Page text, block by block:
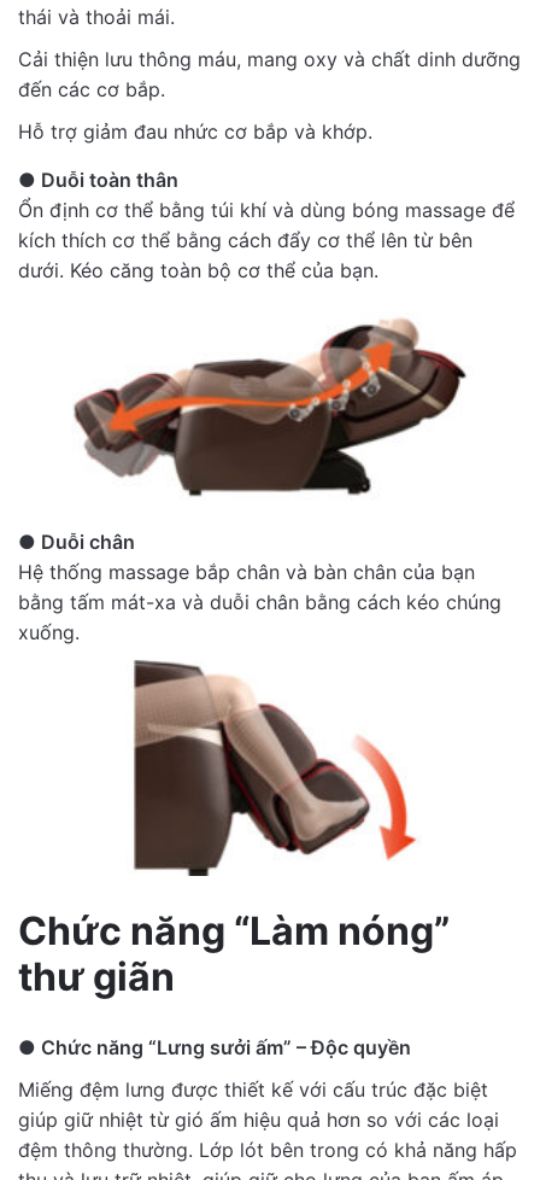
thái và thoải mái.
Cải thiện lưu thông máu, mang oxy và chất dinh dưỡng
đến các cơ bắp.
Hỗ trợ giảm đau nhức cơ bắp và khớp.
● Duỗi toàn thân
Ổn định cơ thể bằng túi khí và dùng bóng massage để
kích thích cơ thể bằng cách đẩy cơ thể lên từ bên
dưới. Kéo căng toàn bộ cơ thể của bạn.
● Duỗi chân
Hệ thống massage bắp chân và bàn chân của bạn
bằng tấm mát-xa và duỗi chân bằng cách kéo chúng
xuống.
Chức năng “Làm nóng”
thư giãn
● Chức năng “Lưng sưởi ấm” – Độc quyền
Miếng đệm lưng được thiết kế với cấu trúc đặc biệt
giúp giữ nhiệt từ gió ấm hiệu quả hơn so với các loại
đệm thông thường. Lớp lót bên trong có khả năng hấp